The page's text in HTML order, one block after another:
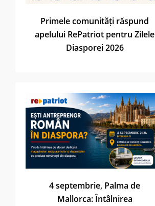
Primele comunități răspund
apelului RePatriot pentru Zilele
Diasporei 2026
4 septembrie, Palma de
Mallorca: Întâlnirea